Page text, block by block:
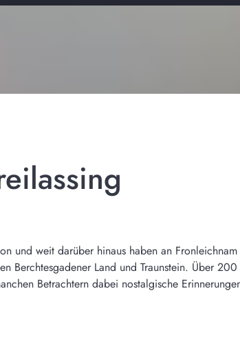
und weit darüber hinaus haben an
Berchtesgadener Land und Traunstein. Über
Betrachtern dabei nostalgische